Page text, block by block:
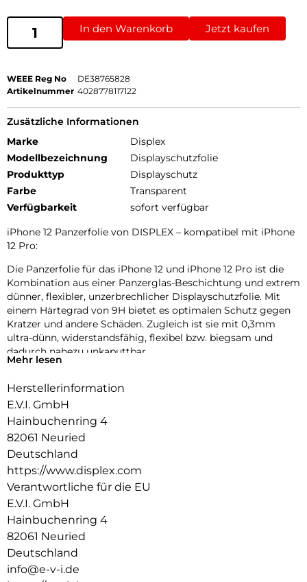
In den Warenkorb Jetzt kaufen
WEEE Reg No
DE38765828
Artikelnummer 4028778117122
Zusätzliche Informationen
Marke
Displex
Modellbezeichnung
Displayschutzfolie
Produkttyp
Displayschutz
Farbe
Transparent
Verfügbarkeit
sofort verfügbar
iPhone 12 Panzerfolie von DISPLEX – kompatibel mit iPhone
12 Pro:
Die Panzerfolie für das iPhone 12 und iPhone 12 Pro ist die
Kombination aus einer Panzerglas-Beschichtung und extrem
dünner, flexibler, unzerbrechlicher Displayschutzfolie. Mit
einem Härtegrad von 9H bietet es optimalen Schutz gegen
Kratzer und andere Schäden. Zugleich ist sie mit 0,3mm
ultra-dünn, widerstandsfähig, flexibel bzw. biegsam und
dadurch nahezu unkaputtbar.
Lasertechnologie in unserer Produktion In Straubing
gefertigt und exakt an die Kontur des Smartphone Displays
angepasst – Made in Germany. Die uneingeschränkte
Funktionalität, Farbbrillanz und Hüllenkompatibilität sind
selbstverständlich garantiert.
Hüllenfreundlich:
Die iPhone 12 Schutzfolie wird bis auf 5/100 mm genau auf
die Smartphone Konturen gefertigt und passt somit perfekt
auf Ihr Smartphone. Außerdem ist die Schutzfolie ultradünn.
Somit lassen sich alle handelsüblichen Handyhüllen mit der
iPhone 12 Pro Panzerfolie benutzen. Durch einen
kombinierten Schutz aus DISPLEX Smart Glass und Ihrer
Handyhülle wird Ihr Smartphone rundum optimal geschützt.
Mehr lesen
Herstellerinformation
E.V.I. GmbH
Hainbuchenring 4
82061 Neuried
Deutschland
https://www.displex.com
Verantwortliche für die EU
E.V.I. GmbH
Hainbuchenring 4
82061 Neuried
Deutschland
info@e-v-i.de